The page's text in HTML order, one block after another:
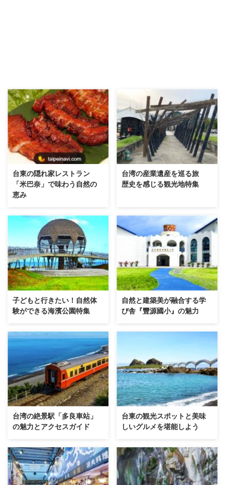
台東の隠れ家レストラン
「米巴奈」で味わう自然の
恵み
台湾の産業遺産を巡る旅
歴史を感じる観光地特集
子どもと行きたい！自然体
験ができる海濱公園特集
自然と建築美が融合する学
び舎『豐源國小』の魅力
台湾の絶景駅「多良車站」
の魅力とアクセスガイド
台東の観光スポットと美味
しいグルメを堪能しよう